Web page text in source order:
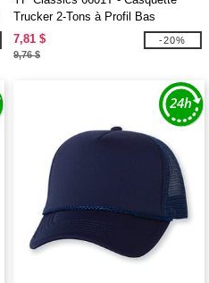
Trucker 2-Tons à Profil Bas
7,81 $
9,76 $
-20%